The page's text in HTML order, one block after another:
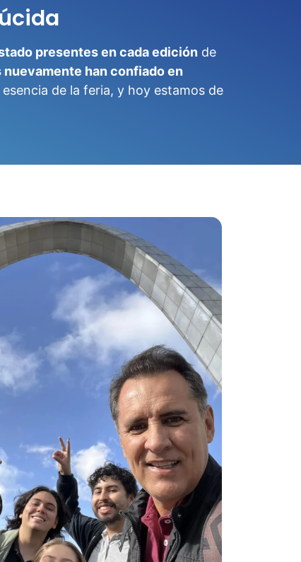
presentes en cada edición de
nuevamente han confiado en
de la feria, y hoy estamos de